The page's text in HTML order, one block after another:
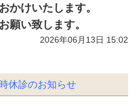
かけいたします。
願い致します。
2026年06月13日 15:02
休診のお知らせ